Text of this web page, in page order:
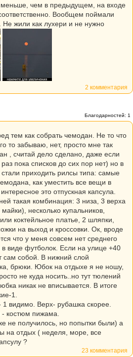
меньше, чем в предыдущем, на входе
Вообщем поймали
жили как лухери и не нужно
2 комментария
Благодарностей: 1
тем как собрать чемодан. Не то что
то забываю, нет, просто мне так
, считай дело сделано, даже если
пока списков до сих пор нет) но в
приходить рилсы типа: самые
как уместить все вещи в
это отпускная капсула.
такая комбинация: 3 низа, 3 верха
несколько купальников,
коктейльное платье, 2 шляпки,
на выход и кроссовки. Ок, вроде
что у меня совсем нет среднего
виде футболок. Если на улице +40
сам собой. В нижний слой
брюки. Юбок на отдыхе я не ношу,
не куда носить..но тут тюлений
никак не вписывается. В итоге
1.
видимо. Верх- рубашка скорее.
- костюм пижама.
не получилось, но попытки были) а
на отдых ( неделя, море, все
?
23 комментария